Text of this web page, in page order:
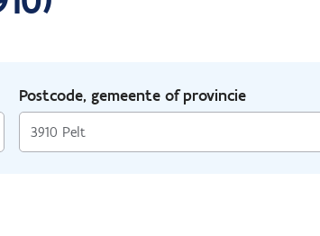
Postcode, gemeente of provincie